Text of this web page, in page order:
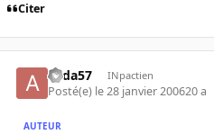
Citer
alida57 INpactien
Posté(e) le 28 janvier 200620 a
AUTEUR